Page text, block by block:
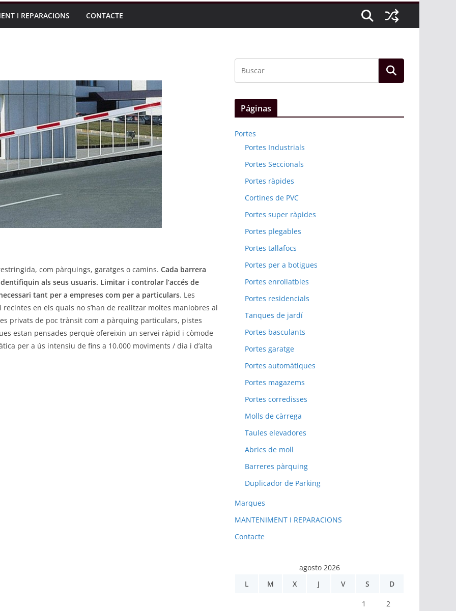
I REPARACIONS CONTACTE
com pàrquings, garatges o camins. Cada barrera
als seus usuaris. Limitar i controlar l’accés de
tant per a empreses com per a particulars. Les
en els quals no s’han de realitzar moltes maniobres al
privats de poc trànsit com a pàrquing particulars, pistes
estan pensades perquè ofereixin un servei ràpid i còmode
per a ús intensiu de fins a 10.000 moviments / dia i d’alta
Páginas
Portes
Portes Industrials
Portes Seccionals
Portes ràpides
Cortines de PVC
Portes super ràpides
Portes plegables
Portes tallafocs
Portes per a botigues
Portes enrollatbles
Portes residencials
Tanques de jardí
Portes basculants
Portes garatge
Portes automàtiques
Portes magazems
Portes corredisses
Molls de càrrega
Taules elevadores
Abrics de moll
Barreres pàrquing
Duplicador de Parking
Marques
MANTENIMENT I REPARACIONS
Contacte
agosto 2026
L
M X J V S D
1 2